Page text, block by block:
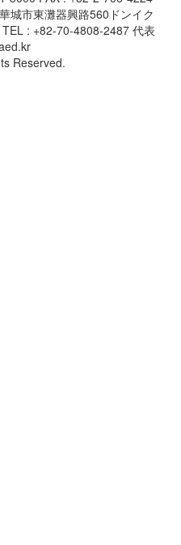
城市東灘器興路560ドンイク
: +82-70-4808-2487 代表
Reserved.